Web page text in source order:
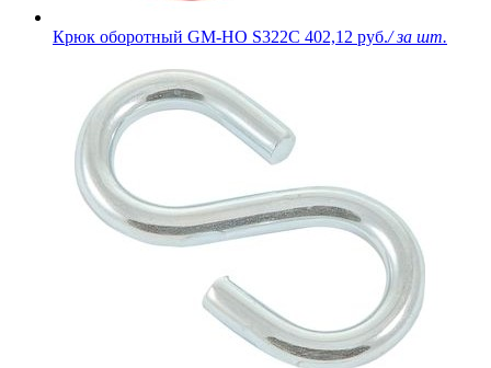
Крюк оборотный GM-HO S322C 402,12 руб./ за шт.